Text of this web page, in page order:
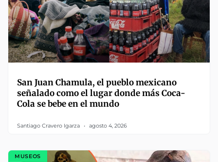
San Juan Chamula, el pueblo mexicano
señalado como el lugar donde más Coca-
Cola se bebe en el mundo
Santiago Cravero Igarza agosto 4, 2026
MUSEOS